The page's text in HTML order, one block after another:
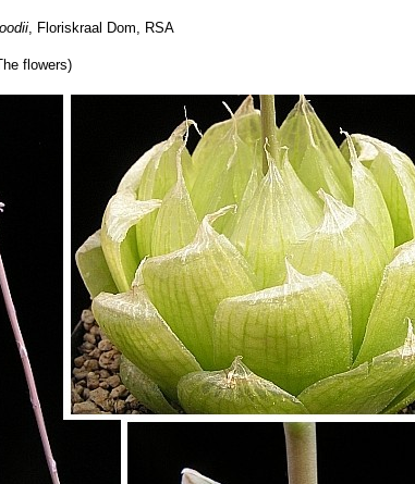
, Floriskraal Dom, RSA
flowers)